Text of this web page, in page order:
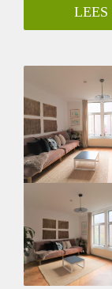
reach by car.
Hallen' and the
- 1 bedroom
- Fully equipped
- Beautiful
- 45m2
- Bathroom with
- 2nd floor
- Registration
- Parking with
- Pets negotiable
Rental price €
Deposit equal to